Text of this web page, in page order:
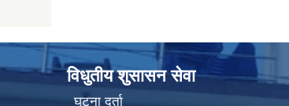
विधुतीय शुसासन सेवा
घटना दर्ता